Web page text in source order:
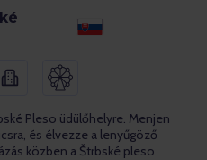
Pleso üdülőhelyre. Menjen
és élvezze a lenyűgöző
közben a Štrbské pleso